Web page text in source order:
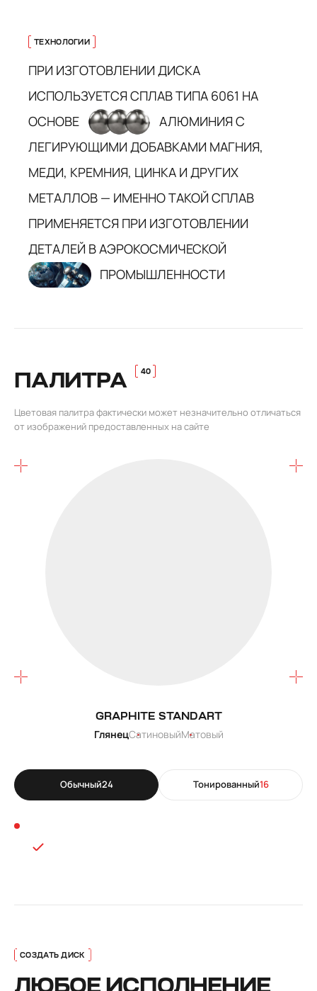
ТЕХНОЛОГИИ
ПРИ ИЗГОТОВЛЕНИИ ДИСКА
ИСПОЛЬЗУЕТСЯ СПЛАВ ТИПА 6061 НА
ОСНОВЕ
АЛЮМИНИЯ С
ЛЕГИРУЮЩИМИ ДОБАВКАМИ МАГНИЯ,
МЕДИ, КРЕМНИЯ, ЦИНКА И ДРУГИХ
МЕТАЛЛОВ — ИМЕННО ТАКОЙ СПЛАВ
ПРИМЕНЯЕТСЯ ПРИ ИЗГОТОВЛЕНИИ
ДЕТАЛЕЙ В АЭРОКОСМИЧЕСКОЙ
ПРОМЫШЛЕННОСТИ
ПАЛИТРА
Цветовая палитра фактически может незначительно отличаться
от изображений предоставленных на сайте
Обычный24 Тонированный16
GRAPHITE STANDART
ГлянецСатиновыйМатовый
ЛЮБОЕ ИСПОЛНЕНИЕ